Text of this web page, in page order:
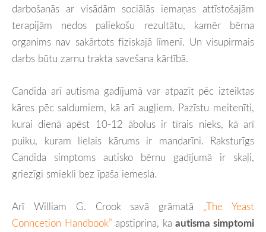
darbošanās ar visādām sociālās iemaņas attīstošajām
terapijām nedos paliekošu rezultātu, kamēr bērna
organims nav sakārtots fiziskajā līmenī. Un visupirmais
darbs būtu zarnu trakta savešana kārtībā.
Candida arī autisma gadījumā var atpazīt pēc izteiktas
kāres pēc saldumiem, kā arī augļiem. Pazīstu meitenīti,
kurai dienā apēst 10-12 ābolus ir tīrais nieks, kā arī
puiku, kuram lielais kārums ir mandarīni. Raksturīgs
Candida simptoms autisko bērnu gadījumā ir skaļi,
griezīgi smiekli bez īpaša iemesla.
Arī William G. Crook savā grāmatā „The Yeast
Conncetion Handbook” apstiprina, kaautisma simptomi